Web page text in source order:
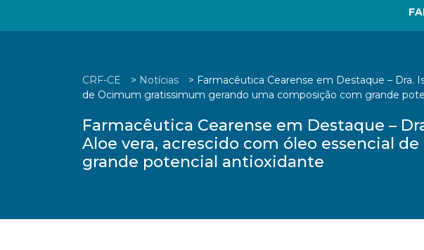
CRF-CE > Notícias > Farmacêutica Cearense em Destaque – Dra.
de Ocimum gratissimum gerando uma composição com grande
Farmacêutica Cearense em Destaque –
Aloe vera, acrescido com óleo essencial
grande potencial antioxidante